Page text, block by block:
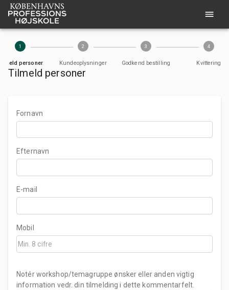
1
personer
2
Kundeoplysninger
3
Godkend bestilling
4
Kvittering
Tilmeld personer
Fornavn
Efternavn
E-mail
Mobil
Notér workshop/temagruppe ønsker eller anden vigtig
information vedr. din tilmelding i dette kommentarfelt.